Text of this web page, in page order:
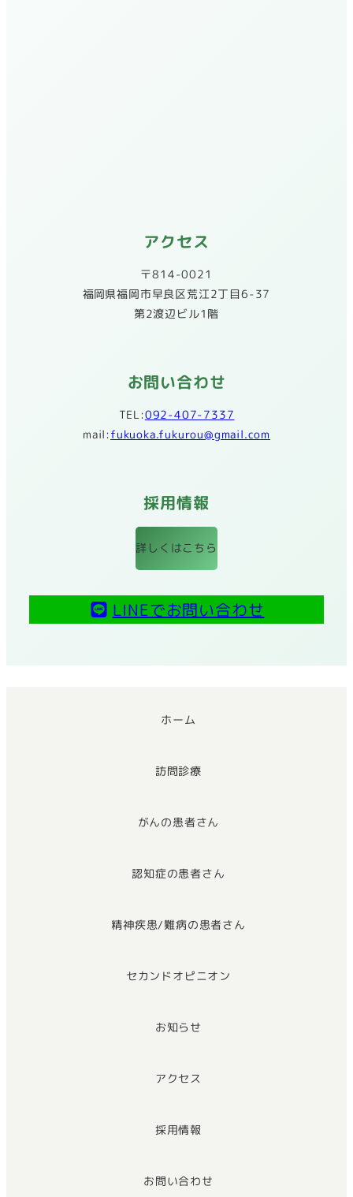
アクセス
〒814-0021
​福岡県福岡市早良区荒江2丁目6-37
第2渡辺ビル1階
お問い合わせ
TEL:092-407-7337
mail:fukuoka.fukurou@gmail.com
採用情報
詳しくはこちら
LINEでお問い合わせ
ホーム
訪問診療
がんの患者さん
認知症の患者さん
精神疾患/難病の患者さん
セカンドオピニオン
お知らせ
アクセス
採用情報
お問い合わせ